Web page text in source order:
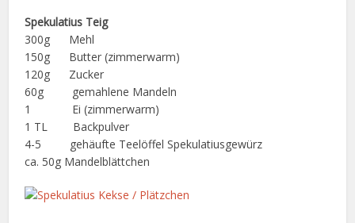
Spekulatius Teig
300g Mehl
150g Butter (zimmerwarm)
120g Zucker
60g gemahlene Mandeln
1 Ei (zimmerwarm)
1 TL Backpulver
4-5 gehäufte Teelöffel Spekulatiusgewürz
ca. 50g Mandelblättchen